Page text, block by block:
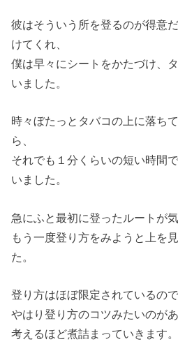
彼はそういう所を登るのが得意
けてくれ、
僕は早々にシートをかたづけ、
いました。
時々ぼたっとタバコの上に落ち
ら、
それでも１分くらいの短い時間
いました。
急にふと最初に登ったルートが気
もう一度登り方をみようと上を
た。
登り方はほぼ限定されているので
やはり登り方のコツみたいのが
考えるほど煮詰まっていきます。